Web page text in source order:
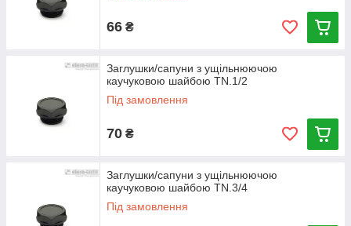
66 ₴
Заглушки/сапуни з ущільнюючою
каучуковою шайбою TN.1/2
Під замовлення
70 ₴
Заглушки/сапуни з ущільнюючою
каучуковою шайбою TN.3/4
Під замовлення